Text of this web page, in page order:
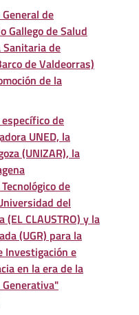
de
Gallego de Salud
Sanitaria de
de Valdeorras)
de la
de
UNED, la
(UNIZAR), la
de
del
CLAUSTRO) y la
(UGR) para la
Investigación e
en la era de la